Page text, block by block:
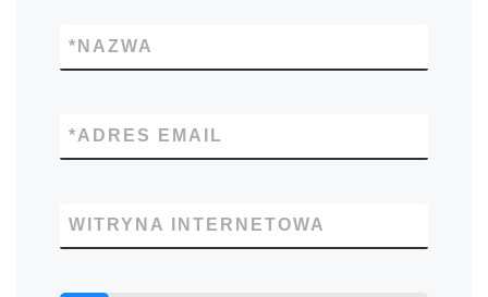
NAZWA
*
ADRES EMAIL
*
WITRYNA INTERNETOWA